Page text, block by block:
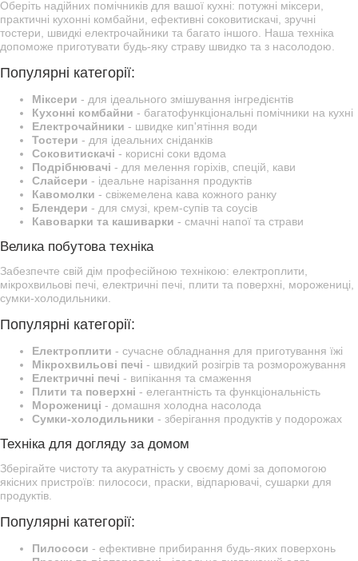
Оберіть надійних помічників для вашої кухні: потужні міксери,
практичні кухонні комбайни, ефективні соковитискачі, зручні
тостери, швидкі електрочайники та багато іншого. Наша техніка
допоможе приготувати будь-яку страву швидко та з насолодою.
Популярні категорії:
Міксери - для ідеального змішування інгредієнтів
Кухонні комбайни - багатофункціональні помічники на кухні
Електрочайники - швидке кип'ятіння води
Тостери - для ідеальних сніданків
Соковитискачі - корисні соки вдома
Подрібнювачі - для мелення горіхів, спецій, кави
Слайсери - ідеальне нарізання продуктів
Кавомолки - свіжемелена кава кожного ранку
Блендери - для смузі, крем-супів та соусів
Кавоварки та кашиварки - смачні напої та страви
Велика побутова техніка
Забезпечте свій дім професійною технікою: електроплити,
мікрохвильові печі, електричні печі, плити та поверхні, морожениці,
сумки-холодильники.
Популярні категорії:
Електроплити - сучасне обладнання для приготування їжі
Мікрохвильові печі - швидкий розігрів та розморожування
Електричні печі - випікання та смаження
Плити та поверхні - елегантність та функціональність
Морожениці - домашня холодна насолода
Сумки-холодильники - зберігання продуктів у подорожах
Техніка для догляду за домом
Зберігайте чистоту та акуратність у своєму домі за допомогою
якісних пристроїв: пилососи, праски, відпарювачі, сушарки для
продуктів.
Популярні категорії:
Пилососи - ефективне прибирання будь-яких поверхонь